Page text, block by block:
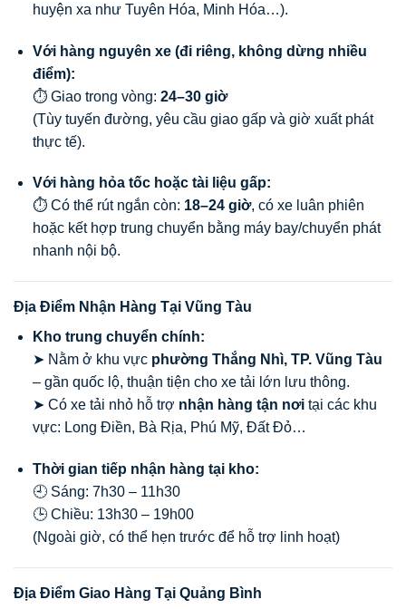
huyện xa như Tuyên Hóa, Minh Hóa…).
Với hàng nguyên xe (đi riêng, không dừng nhiều
điểm):
⏱ Giao trong vòng: 24–30 giờ
(Tùy tuyến đường, yêu cầu giao gấp và giờ xuất phát
thực tế).
Với hàng hỏa tốc hoặc tài liệu gấp:
⏱ Có thể rút ngắn còn: 18–24 giờ, có xe luân phiên
hoặc kết hợp trung chuyển bằng máy bay/chuyển phát
nhanh nội bộ.
Địa Điểm Nhận Hàng Tại Vũng Tàu
Kho trung chuyển chính:
➤ Nằm ở khu vực phường Thắng Nhì, TP. Vũng Tàu
– gần quốc lộ, thuận tiện cho xe tải lớn lưu thông.
➤ Có xe tải nhỏ hỗ trợ nhận hàng tận nơitại các khu
vực: Long Điền, Bà Rịa, Phú Mỹ, Đất Đỏ…
Thời gian tiếp nhận hàng tại kho:
🕘 Sáng: 7h30 – 11h30
🕒 Chiều: 13h30 – 19h00
(Ngoài giờ, có thể hẹn trước để hỗ trợ linh hoạt)
Địa Điểm Giao Hàng Tại Quảng Bình